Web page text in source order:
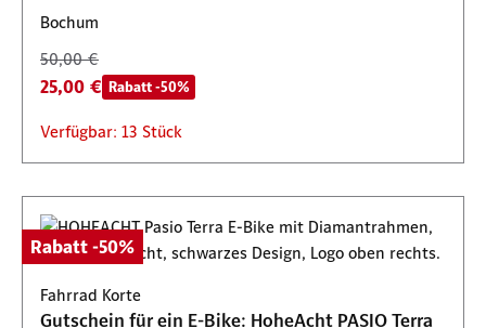
Bochum
50,00 €
25,00 € Rabatt -50%
Verfügbar: 13 Stück
Rabatt -50%
Fahrrad Korte
Gutschein für ein E-Bike: HoheAcht PASIO Terra